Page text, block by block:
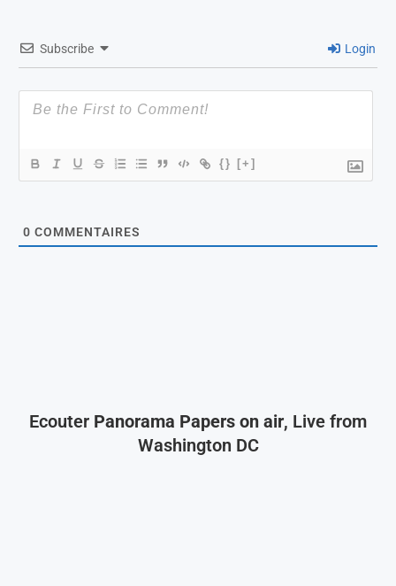
Subscribe Login
{} [+]
0 COMMENTAIRES
Ecouter Panorama Papers on air, Live from
Washington DC